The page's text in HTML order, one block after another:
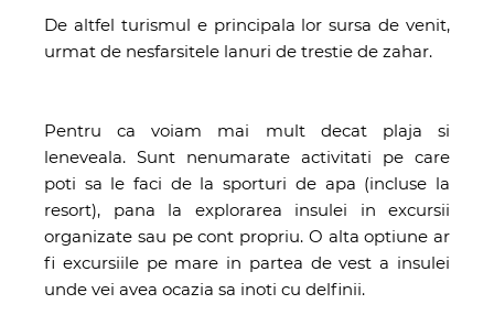
De altfel turismul e principala lor sursa de venit,
urmat de nesfarsitele lanuri de trestie de zahar.
Pentru ca voiam mai mult decat plaja si
leneveala. Sunt nenumarate activitati pe care
poti sa le faci de la sporturi de apa (incluse la
resort), pana la explorarea insulei in excursii
organizate sau pe cont propriu. O alta optiune ar
fi excursiile pe mare in partea de vest a insulei
unde vei avea ocazia sa inoti cu delfinii.